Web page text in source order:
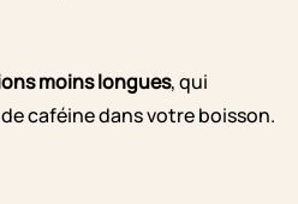
moins longues, qui
caféine dans votre boisson.